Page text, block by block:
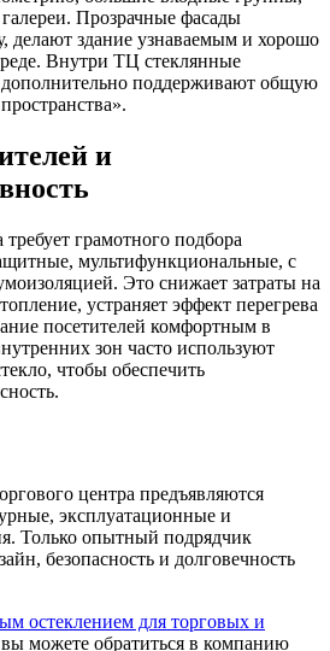
Прозрачные фасады
делают здание узнаваемым и хорошо
Внутри ТЦ стеклянные
поддерживают общую
и
грамотного подбора
мультифункциональные, с
Это снижает затраты на
устраняет эффект перегрева
посетителей комфортным в
зон часто используют
чтобы обеспечить
центра предъявляются
эксплуатационные и
Только опытный подрядчик
безопасность и долговечность
остеклением для торговых и
вы можете обратиться в компанию